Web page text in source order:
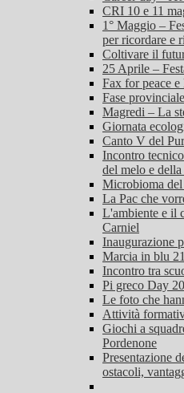
CRI 10 e 11
1° Maggio –
per ricordare e
Coltivare il
25 Aprile –
Fax for peace
Fase
Magredi – La
Giornata
Canto V del
Incontro
del melo e
Microbioma del
La Pac che
L'ambiente e il
Carniel
Inaugurazione
Marcia in blu
Incontro tra
Pi greco Day
Le foto che
Attività
Giochi a
Pordenone
Presentazione
ostacoli,